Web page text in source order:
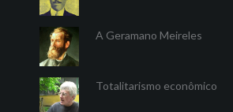
A Geramano Meireles
Totalitarismo econômico